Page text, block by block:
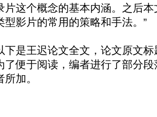
片这个概念的基本内涵。之后
型影片的常用的策略和手法。”
王迟论文全文，论文原文标
于阅读，编者进行了部分段
加。